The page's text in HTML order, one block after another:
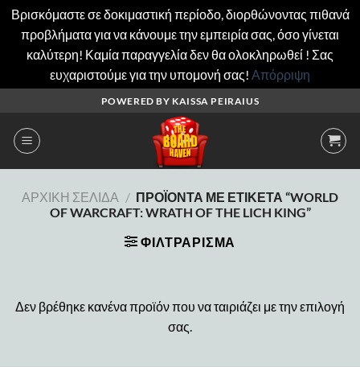
Βρισκόμαστε σε δοκιμαστική περίοδο, διορθώνοντας πιθανά
προβλήματα για να κάνουμε την εμπειρία σας, όσο γίνεται
καλύτερη! Καμία παραγγελία δεν θα ολοκληρωθεί ! Σας
ευχαριστούμε για την υπομονή σας! Απόρριψη
περιεχόμενο
POWERED BY KAISSA PEIRAIUS
ΑΡΧΙΚΉ ΣΕΛΊΔΑ / ΠΡΟΪΌΝΤΑ ΜΕ ΕΤΙΚΈΤΑ “WORLD
OF WARCRAFT: WRATH OF THE LICH KING”
ΦΙΛΤΡΆΡΙΣΜΑ
Δεν βρέθηκε κανένα προϊόν που να ταιριάζει με την επιλογή
σας.